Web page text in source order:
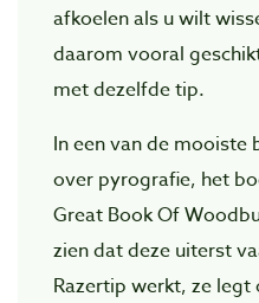
afkoelen als u wilt
daarom vooral
met dezelfde tip.
In een van de mooiste
over pyrografie, het
Great Book Of
zien dat deze uiterst
Razertip werkt, ze